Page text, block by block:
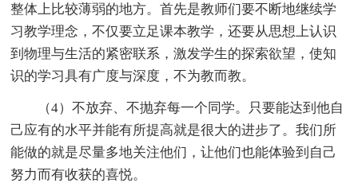
整体上比较薄弱的地方。首先是教师们要不断地继续学
习教学理念，不仅要立足课本教学，还要从思想上认识
到物理与生活的紧密联系，激发学生的探索欲望，使知
识的学习具有广度与深度，不为教而教。
（4）不放弃、不抛弃每一个同学。只要能达到他自
己应有的水平并能有所提高就是很大的进步了。我们所
能做的就是尽量多地关注他们，让他们也能体验到自己
努力而有收获的喜悦。